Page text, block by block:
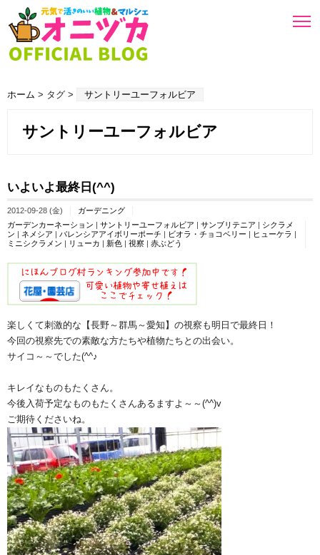
ホーム > タグ > サントリーユーフォルビア
サントリーユーフォルビア
いよいよ最終日(^^)
2012-09-28 (金)
ガーデニング
ガーデンカーネーション | サントリーユーフォルビア | サンブリテニア | シクラメ
ン | ネメシア | バレンシアアイボリーポーチ | ビオラ・チョコベリー | ヒューケラ |
ミニシクラメン | リューカ | 新色 | 視察 | 赤ぶどう
楽しくて刺激的な【長野～群馬～愛知】の視察も明日で最終日！
今回の視察先での素敵な方たちや植物たちとの出会い。
サイコ～～でした(^^♪
キレイなものもたくさん。
今後入荷予定なものもたくさんあるますよ～～(^^)v
ご期待くださいね。